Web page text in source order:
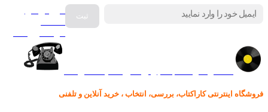
فروش انواع
فروشگاه اینترنتی کاراکتاب، بررسی، انتخاب ، خرید آنلاین و تلفنی